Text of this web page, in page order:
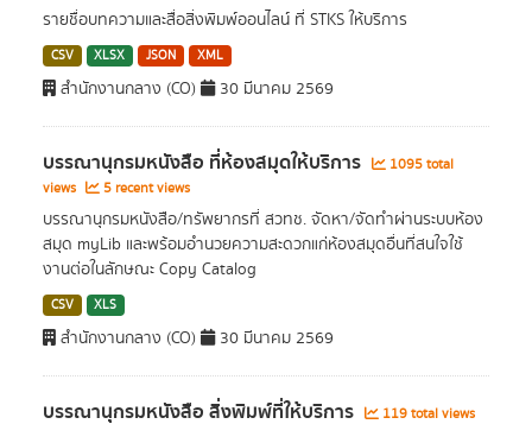
รายชื่อบทความและสื่อสิ่งพิมพ์ออนไลน์ ที่ STKS ให้บริการ
CSV XLSX JSON XML
สำนักงานกลาง (CO) 30 มีนาคม 2569
บรรณานุกรมหนังสือ ที่ห้องสมุดให้บริการ
1095 total
views
5 recent views
บรรณานุกรมหนังสือ/ทรัพยากรที่ สวทช. จัดหา/จัดทำผ่านระบบห้อง
สมุด myLib และพร้อมอำนวยความสะดวกแก่ห้องสมุดอื่นที่สนใจใช้
งานต่อในลักษณะ Copy Catalog
CSV XLS
สำนักงานกลาง (CO) 30 มีนาคม 2569
บรรณานุกรมหนังสือ สิ่งพิมพ์ที่ให้บริการ
119 total views